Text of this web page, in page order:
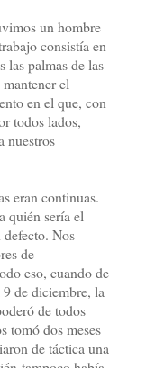
un hombre
consistía en
las palmas de las
el
en el que, con
todos lados,
nuestros
eran continuas.
quién sería el
Nos
de
eso, cuando de
de diciembre, la
de todos
tomó dos meses
de táctica una